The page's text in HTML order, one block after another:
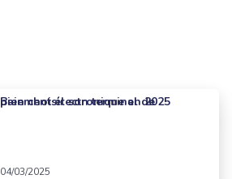
Bien choisir son terminal de paiement électronique en 2025
04/03/2025